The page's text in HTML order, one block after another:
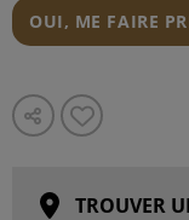
OUI, ME FAIRE
TROUVER